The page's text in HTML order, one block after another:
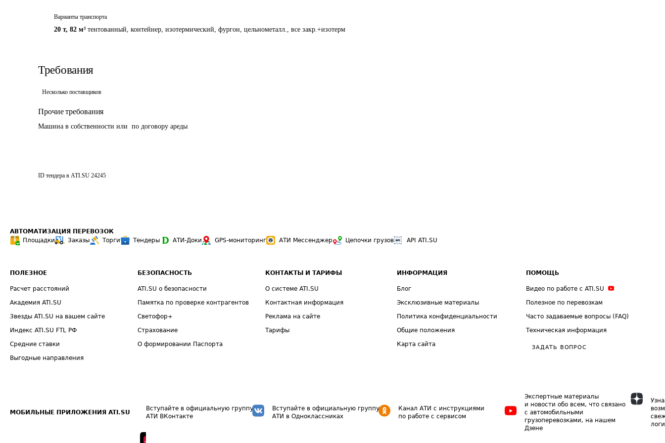
Варианты транспорта
20 т, 82 м³ тентованный, контейнер, изотермический, фургон, цельнометалл., все закр.+изотерм
Требования
Несколько поставщиков
Прочие требования
Машина в собственности или  по договору ареды
ID тендера в ATI.SU 24245
АВТОМАТИЗАЦИЯ ПЕРЕВОЗОК
Площадки
Заказы Торги Тендеры АТИ-Доки GPS-мониторинг АТИ Мессенджер Цепочки грузов API ATI.SU
ПОЛЕЗНОЕ
Расчет расстояний
Академия ATI.SU
Звезды ATI.SU на вашем сайте
Индекс ATI.SU FTL РФ
Средние ставки
Выгодные направления
БЕЗОПАСНОСТЬ
ATI.SU о безопасности
Памятка по проверке контрагентов
Светофор+
Страхование
О формировании Паспорта
КОНТАКТЫ И ТАРИФЫ
О системе ATI.SU
Контактная информация
Реклама на сайте
Тарифы
ИНФОРМАЦИЯ
Блог
Эксклюзивные материалы
Политика конфиденциальности
Общие положения
Карта сайта
ПОМОЩЬ
Видео по работе с ATI.SU
Полезное по перевозкам
Часто задаваемые вопросы (FAQ)
Техническая информация
ЗАДАТЬ ВОПРОС
МОБИЛЬНЫЕ ПРИЛОЖЕНИЯ ATI.SU
Вступайте в официальную группу
АТИ ВКонтакте
Вступайте в официальную группу
АТИ в Одноклассниках
Канал АТИ с инструкциями
по работе с сервисом
Экспертные материалы
и новости обо всем, что связано
с автомобильными
грузоперевозками, на нашем
Дзене